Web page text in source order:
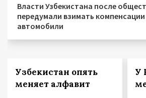
Власти Узбекистана после
передумали взимать
автомобили
Узбекистан опять
меняет алфавит
У